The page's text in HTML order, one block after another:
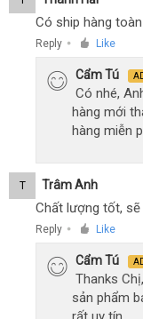
Có ship hàng
Reply ● Like
Cẩm Tú
Có nhé,
hàng mới
hàng miễn
T Trâm Anh
Chất lượng tốt,
Reply ● Like
Cẩm Tú
Thanks
sản phẩm